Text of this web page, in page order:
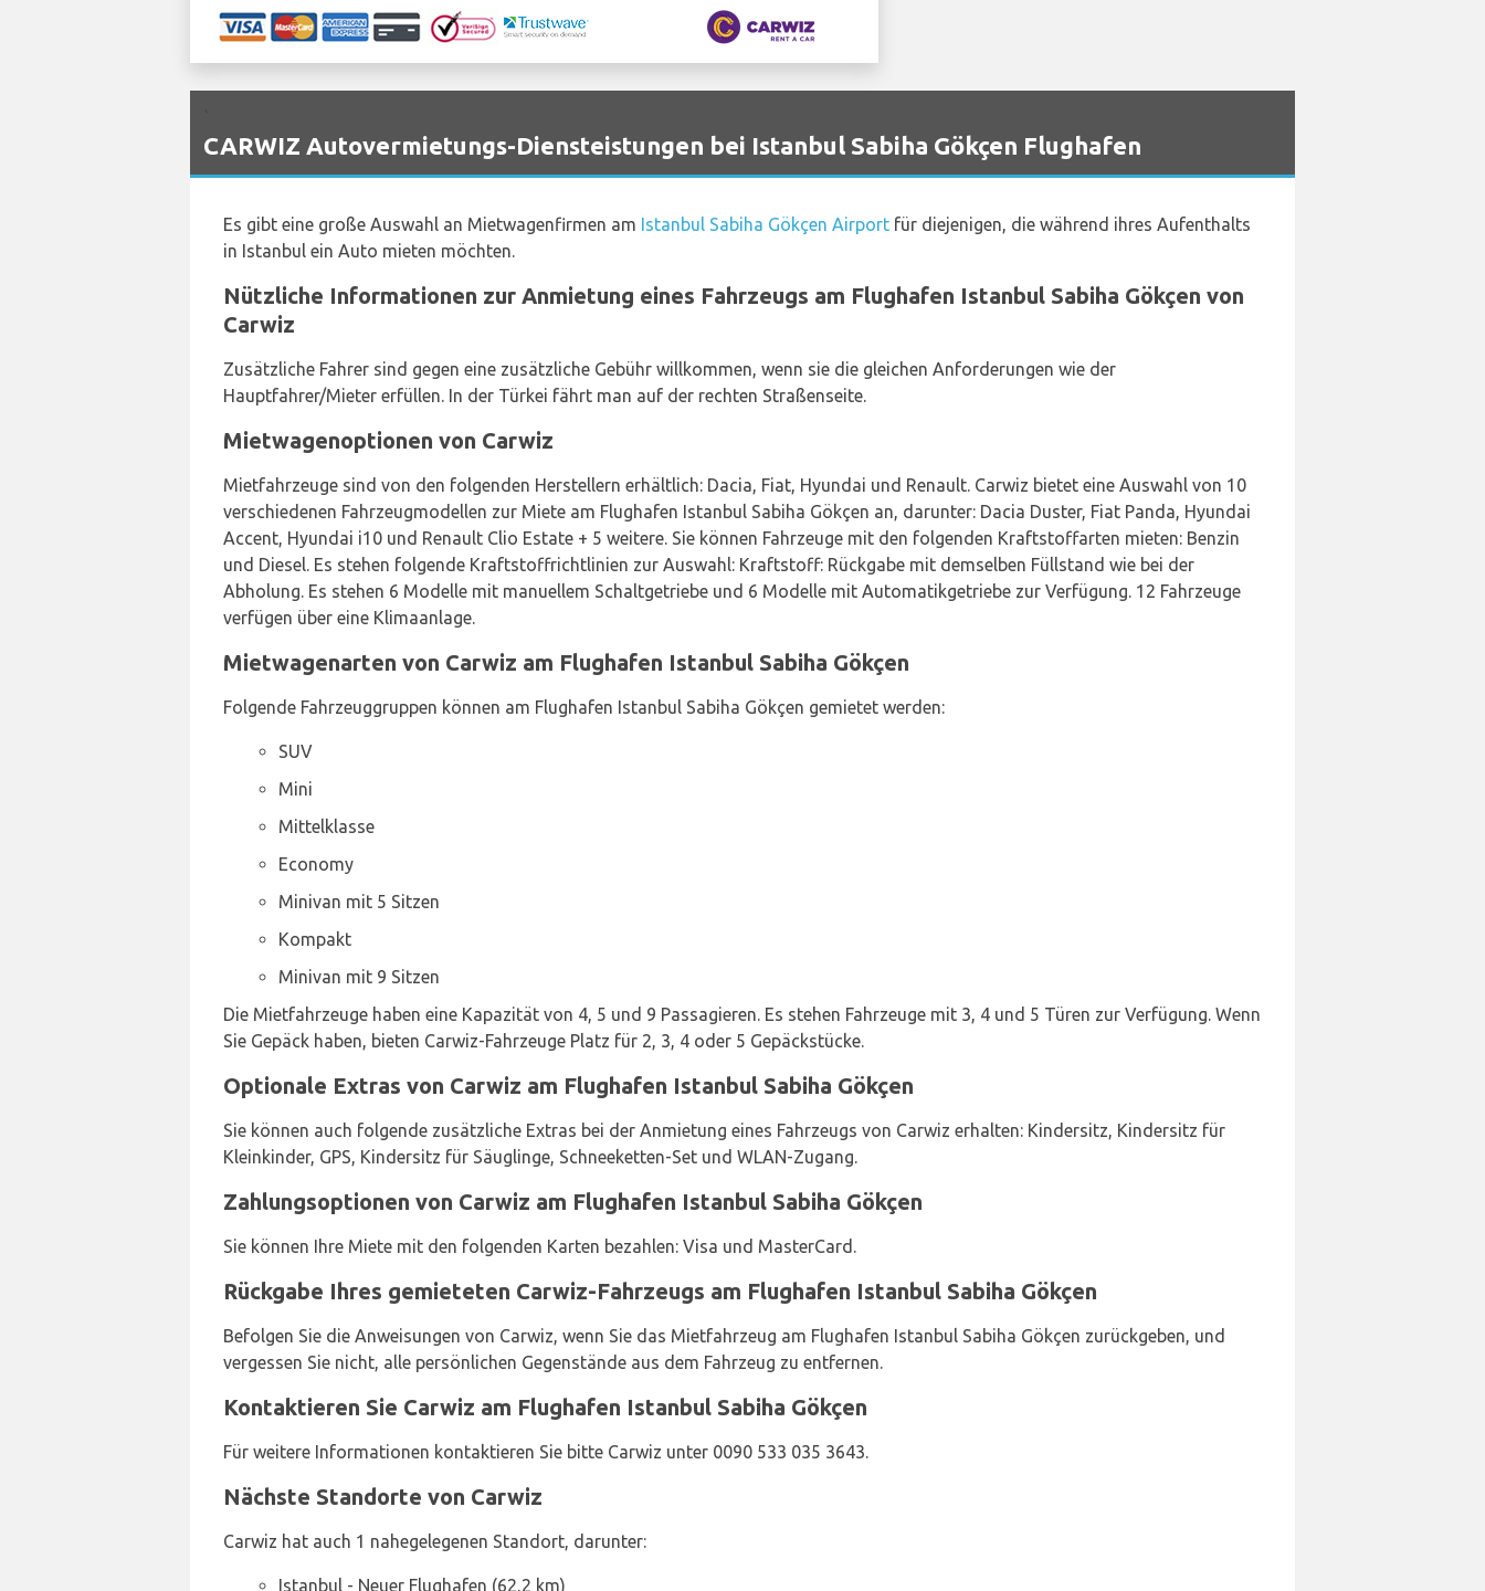
CARWIZ Autovermietungs-Diensteistungen bei Istanbul Sabiha Gökçen Flughafen
Es gibt eine große Auswahl an Mietwagenfirmen am Istanbul Sabiha Gökçen Airport für diejenigen, die während ihres Aufenthalts
in Istanbul ein Auto mieten möchten.
Nützliche Informationen zur Anmietung eines Fahrzeugs am Flughafen Istanbul Sabiha Gökçen von
Carwiz
Zusätzliche Fahrer sind gegen eine zusätzliche Gebühr willkommen, wenn sie die gleichen Anforderungen wie der
Hauptfahrer/Mieter erfüllen. In der Türkei fährt man auf der rechten Straßenseite.
Mietwagenoptionen von Carwiz
Mietfahrzeuge sind von den folgenden Herstellern erhältlich: Dacia, Fiat, Hyundai und Renault. Carwiz bietet eine Auswahl von 10
verschiedenen Fahrzeugmodellen zur Miete am Flughafen Istanbul Sabiha Gökçen an, darunter: Dacia Duster, Fiat Panda, Hyundai
Accent, Hyundai i10 und Renault Clio Estate + 5 weitere. Sie können Fahrzeuge mit den folgenden Kraftstoffarten mieten: Benzin
und Diesel. Es stehen folgende Kraftstoffrichtlinien zur Auswahl: Kraftstoff: Rückgabe mit demselben Füllstand wie bei der
Abholung. Es stehen 6 Modelle mit manuellem Schaltgetriebe und 6 Modelle mit Automatikgetriebe zur Verfügung. 12 Fahrzeuge
verfügen über eine Klimaanlage.
Mietwagenarten von Carwiz am Flughafen Istanbul Sabiha Gökçen
Folgende Fahrzeuggruppen können am Flughafen Istanbul Sabiha Gökçen gemietet werden:
SUV
Mini
Mittelklasse
Economy
Minivan mit 5 Sitzen
Kompakt
Minivan mit 9 Sitzen
Die Mietfahrzeuge haben eine Kapazität von 4, 5 und 9 Passagieren. Es stehen Fahrzeuge mit 3, 4 und 5 Türen zur Verfügung. Wenn
Sie Gepäck haben, bieten Carwiz-Fahrzeuge Platz für 2, 3, 4 oder 5 Gepäckstücke.
Optionale Extras von Carwiz am Flughafen Istanbul Sabiha Gökçen
Sie können auch folgende zusätzliche Extras bei der Anmietung eines Fahrzeugs von Carwiz erhalten: Kindersitz, Kindersitz für
Kleinkinder, GPS, Kindersitz für Säuglinge, Schneeketten-Set und WLAN-Zugang.
Zahlungsoptionen von Carwiz am Flughafen Istanbul Sabiha Gökçen
Sie können Ihre Miete mit den folgenden Karten bezahlen: Visa und MasterCard.
Rückgabe Ihres gemieteten Carwiz-Fahrzeugs am Flughafen Istanbul Sabiha Gökçen
Befolgen Sie die Anweisungen von Carwiz, wenn Sie das Mietfahrzeug am Flughafen Istanbul Sabiha Gökçen zurückgeben, und
vergessen Sie nicht, alle persönlichen Gegenstände aus dem Fahrzeug zu entfernen.
Kontaktieren Sie Carwiz am Flughafen Istanbul Sabiha Gökçen
Für weitere Informationen kontaktieren Sie bitte Carwiz unter 0090 533 035 3643.
Nächste Standorte von Carwiz
Carwiz hat auch 1 nahegelegenen Standort, darunter:
Istanbul - Neuer Flughafen (62,2 km)